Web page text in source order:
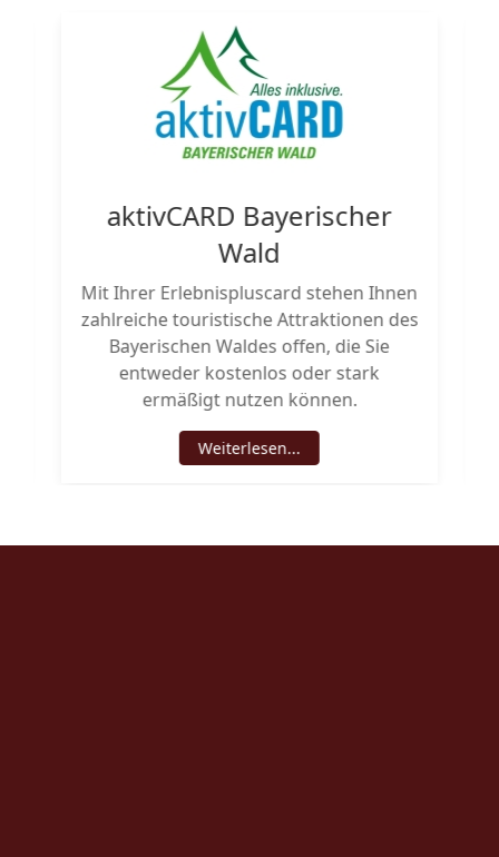
aktivCARD Bayerischer
Wald
Mit Ihrer Erlebnispluscard stehen Ihnen
zahlreiche touristische Attraktionen des
Bayerischen Waldes offen, die Sie
entweder kostenlos oder stark
ermäßigt nutzen können.
Weiterlesen...